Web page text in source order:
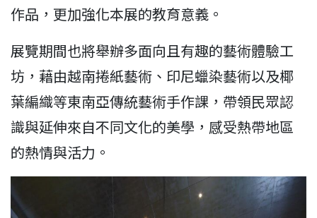
作品，更加強化本展的教育意義。
展覽期間也將舉辦多面向且有趣的藝術體驗工
坊，藉由越南捲紙藝術、印尼蠟染藝術以及椰
葉編織等東南亞傳統藝術手作課，帶領民眾認
識與延伸來自不同文化的美學，感受熱帶地區
的熱情與活力。